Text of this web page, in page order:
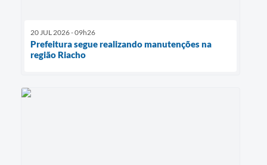
20 JUL 2026 - 09h26
Prefeitura segue realizando manutenções na
região Riacho